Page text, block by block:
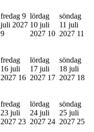
fredag 9
juli 2027
9
lördag
10 juli
2027 10
söndag
11 juli
2027 11
fredag
16 juli
2027 16
lördag
17 juli
2027 17
söndag
18 juli
2027 18
fredag
23 juli
2027 23
lördag
24 juli
2027 24
söndag
25 juli
2027 25